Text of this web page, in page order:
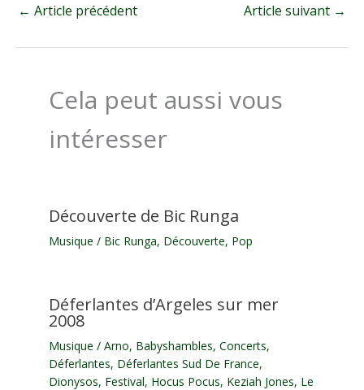
← Article précédent Article suivant →
Cela peut aussi vous
intéresser
Découverte de Bic Runga
Musique / Bic Runga, Découverte, Pop
Déferlantes d’Argeles sur mer
2008
Musique / Arno, Babyshambles, Concerts,
Déferlantes, Déferlantes Sud De France,
Dionysos, Festival, Hocus Pocus, Keziah Jones, Le